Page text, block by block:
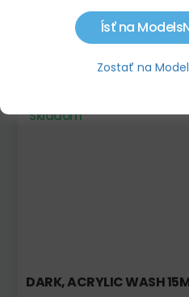
SLEEPER BROWN,
Skladom
DARK, ACRYLIC WASH
Ísť na
Zostať na